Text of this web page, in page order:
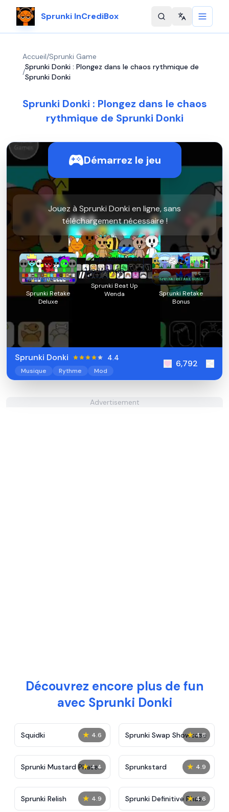
Sprunki InCrediBox Change
Accueil/Sprunki Game
/
Sprunki Donki : Plongez dans le chaos rythmique de
Sprunki Donki
Sprunki Donki : Plongez dans le chaos
rythmique de Sprunki Donki
Démarrez le jeu
Jouez à Sprunki Donki en ligne, sans
téléchargement nécessaire !
Sprunki Retake
Deluxe
Sprunki Beat Up
Wenda
Sprunki Retake
Bonus
Sprunki Donki 4.4
Musique Rythme Mod
6,792
Advertisement
Découvrez encore plus de fun
avec Sprunki Donki
★ 4.6
Squidki ★ 4.8
Sprunki Swap Showcase
★ 4.4
Sprunki Mustard Phase
2
★ 4.9
Sprunkstard
★ 4.9
Sprunki Relish ★ 4.6
Sprunki Definitive Phase
7